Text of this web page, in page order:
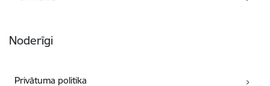
Noderīgi
Privātuma politika